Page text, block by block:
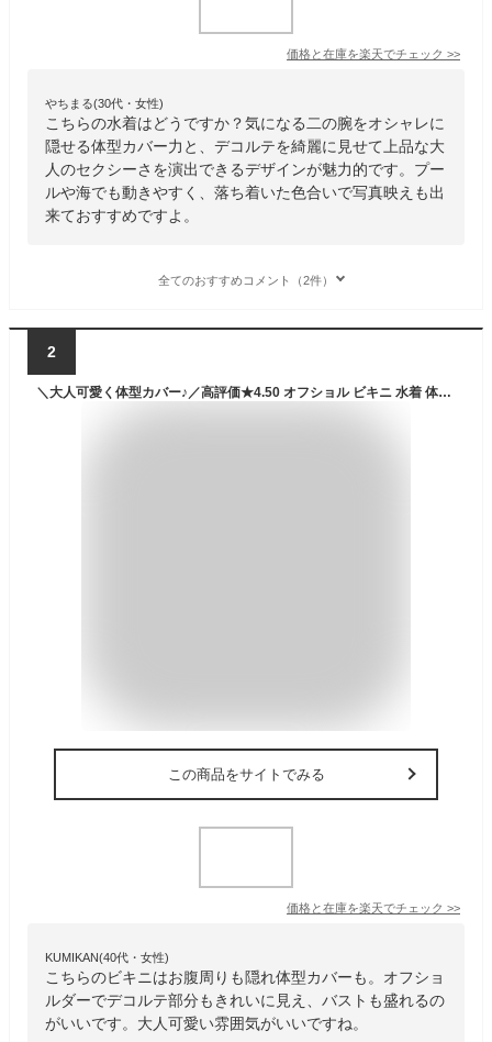
価格と在庫を楽天でチェック >>
やちまる(30代・女性)
こちらの水着はどうですか？気になる二の腕をオシャレに
隠せる体型カバー力と、デコルテを綺麗に見せて上品な大
人のセクシーさを演出できるデザインが魅力的です。プー
ルや海でも動きやすく、落ち着いた色合いで写真映えも出
来ておすすめですよ。
全てのおすすめコメント（2件）
2
＼大人可愛く体型カバー♪／高評価★4.50 オフショル ビキニ 水着 体型カバー ビキニ【お腹が隠れる】ワイヤー セットアップ 水着 ビキニ 可愛い 韓国 オフショルダー ボーダー 海 プール 盛れる 【FASHIONFAN®公式】
この商品をサイトでみる
価格と在庫を楽天でチェック >>
KUMIKAN(40代・女性)
こちらのビキニはお腹周りも隠れ体型カバーも。オフショ
ルダーでデコルテ部分もきれいに見え、バストも盛れるの
がいいです。大人可愛い雰囲気がいいですね。